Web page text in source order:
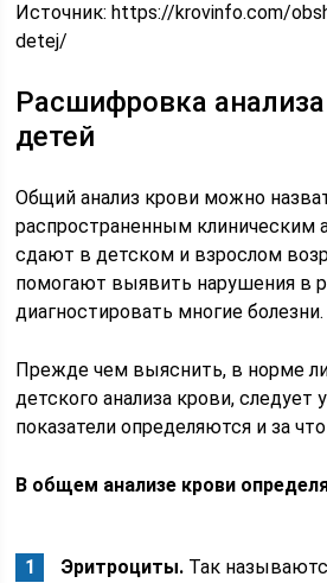
Источник:https://krovinfo.com/
detej/
Расшифровка
детей
Общий анализ крови можно
распространенным клиническим
сдают в детском и взрослом
помогают выявить нарушения в
диагностировать многие болезни.
Прежде чем выяснить, в норме ли
детского анализа крови, следует
показатели определяются и за
В общем анализе крови
Эритроциты. Так